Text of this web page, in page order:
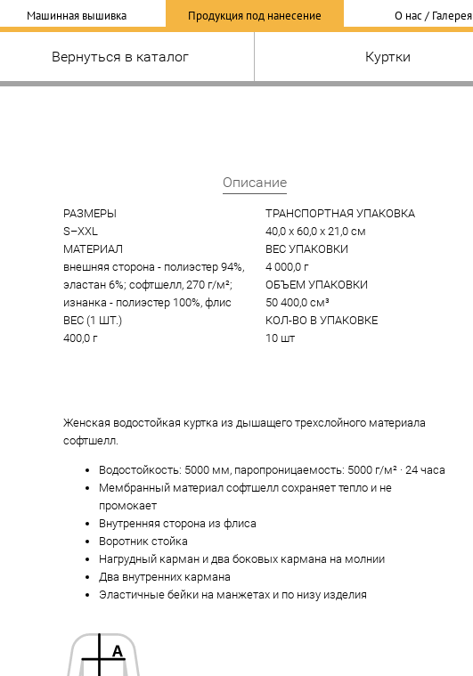
Машинная вышивка Продукция под нанесение О нас / Галерея
Вернуться в каталог Куртки
Описание
РАЗМЕРЫ
S–ХXL
МАТЕРИАЛ
внешняя сторона - полиэстер 94%,
эластан 6%; софтшелл, 270 г/м²;
изнанка - полиэстер 100%, флис
ВЕС (1 ШТ.)
400,0 г
ТРАНСПОРТНАЯ УПАКОВКА
40,0 x 60,0 x 21,0 см
ВЕС УПАКОВКИ
4 000,0 г
ОБЪЕМ УПАКОВКИ
50 400,0 см³
КОЛ-ВО В УПАКОВКЕ
10 шт
Женская водостойкая куртка из дышащего трехслойного материала
софтшелл.
Водостойкость: 5000 мм, паропроницаемость: 5000 г/м² · 24 часа
Мембранный материал софтшелл сохраняет тепло и не
промокает
Внутренняя сторона из флиса
Воротник стойка
Нагрудный карман и два боковых кармана на молнии
Два внутренних кармана
Эластичные бейки на манжетах и по низу изделия